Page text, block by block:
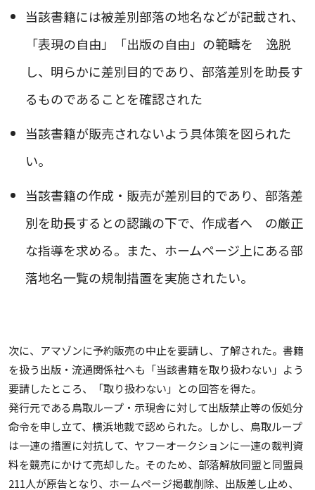
当該書籍には被差別部落の地名などが記載され、
「表現の自由」「出版の自由」の範疇を 逸脱
し、明らかに差別目的であり、部落差別を助長す
るものであることを確認された
当該書籍が販売されないよう具体策を図られた
い。
当該書籍の作成・販売が差別目的であり、部落差
別を助長するとの認識の下で、作成者へ の厳正
な指導を求める。また、ホームページ上にある部
落地名一覧の規制措置を実施されたい。
次に、アマゾンに予約販売の中止を要請し、了解された。書籍
を扱う出版・流通関係社へも「当該書籍を取り扱わない」よう
要請したところ、「取り扱わない」との回答を得た。
発行元である鳥取ループ・示現舎に対して出版禁止等の仮処分
命令を申し立て、横浜地裁で認められた。しかし、鳥取ループ
は一連の措置に対抗して、ヤフーオークションに一連の裁判資
料を競売にかけて売却した。そのため、部落解放同盟と同盟員
211人が原告となり、ホームページ掲載削除、出版差し止め、